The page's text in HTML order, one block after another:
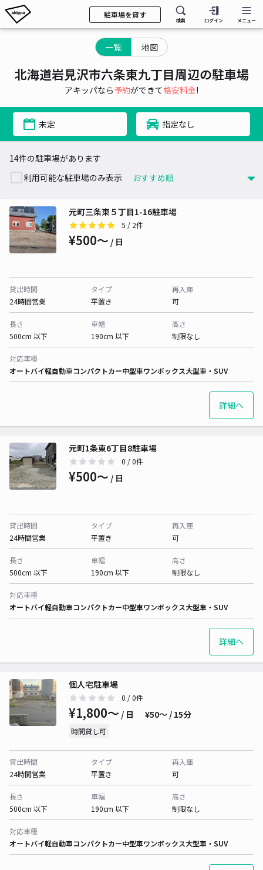
駐車場を貸す
検索 ログイン メニュー
一覧 地図
北海道岩見沢市六条東九丁目周辺の駐車場
アキッパなら予約ができて格安料金!
未定 指定なし
14件の駐車場があります
利用可能な駐車場のみ表示
元町三条東５丁目1-16駐車場
5 / 2件
¥500〜 / 日
貸出時間
24時間営業
タイプ
平置き
再入庫
可
長さ
500cm 以下
車幅
190cm 以下
高さ
制限なし
対応車種
オートバイ軽自動車コンパクトカー中型車ワンボックス大型車・SUV
詳細へ
元町1条東6丁目8駐車場
0 / 0件
¥500〜 / 日
貸出時間
24時間営業
タイプ
平置き
再入庫
可
長さ
500cm 以下
車幅
190cm 以下
高さ
制限なし
対応車種
オートバイ軽自動車コンパクトカー中型車ワンボックス大型車・SUV
詳細へ
個人宅駐車場
0 / 0件
¥1,800〜 / 日 ¥50〜 / 15分
時間貸し可
貸出時間
24時間営業
タイプ
平置き
再入庫
可
長さ
500cm 以下
車幅
190cm 以下
高さ
制限なし
対応車種
オートバイ軽自動車コンパクトカー中型車ワンボックス大型車・SUV